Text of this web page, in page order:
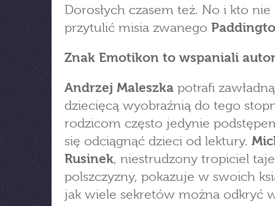
Dorosłych czasem też. No i kto nie
przytulić misia zwanego
Znak Emotikon to wspaniali
Andrzej Maleszka potrafi
dziecięcą wyobraźnią do tego
rodzicom często jedynie
się odciągnąć dzieci od lektury.
Rusinek, niestrudzony tropiciel
polszczyzny, pokazuje w swoich
jak wiele sekretów można odkryć